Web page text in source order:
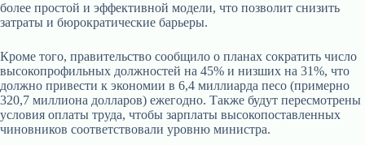
более простой и эффективной модели, что позволит снизить
затраты и бюрократические барьеры.
Кроме того, правительство сообщило о планах сократить число
высокопрофильных должностей на 45% и низших на 31%, что
должно привести к экономии в 6,4 миллиарда песо (примерно
320,7 миллиона долларов) ежегодно. Также будут пересмотрены
условия оплаты труда, чтобы зарплаты высокопоставленных
чиновников соответствовали уровню министра.